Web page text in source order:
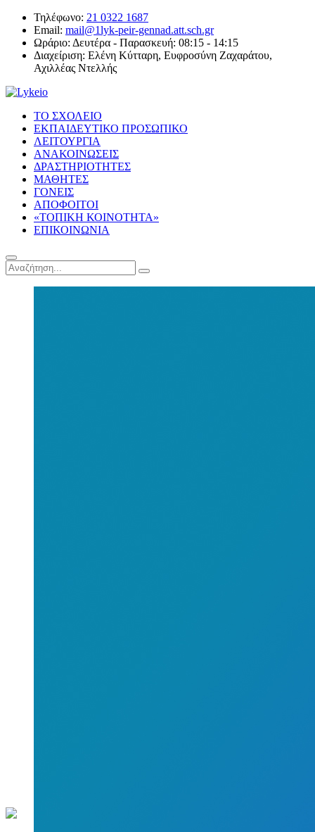
Τηλέφωνο: 21 0322 1687
Email: mail@1lyk-peir-gennad.att.sch.gr
Ωράριο: Δευτέρα - Παρασκευή: 08:15 - 14:15
Διαχείριση: Ελένη Κύτταρη, Ευφροσύνη Ζαχαράτου,
Αχιλλέας Ντελλής
ΤΟ ΣΧΟΛΕΙΟ
ΕΚΠΑΙΔΕΥΤΙΚΟ ΠΡΟΣΩΠΙΚΟ
ΛΕΙΤΟΥΡΓΙΑ
ΑΝΑΚΟΙΝΩΣΕΙΣ
ΔΡΑΣΤΗΡΙΟΤΗΤΕΣ
ΜΑΘΗΤΕΣ
ΓΟΝΕΙΣ
ΑΠΟΦΟΙΤΟΙ
«ΤΟΠΙΚΗ ΚΟΙΝΟΤΗΤΑ»
ΕΠΙΚΟΙΝΩΝΙΑ